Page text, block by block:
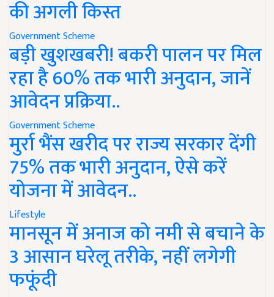
की अगली किस्त
Government Scheme
बड़ी खुशखबरी! बकरी पालन पर मिल
रहा है 60% तक भारी अनुदान, जानें
आवेदन प्रक्रिया..
Government Scheme
मुर्रा भैंस खरीद पर राज्य सरकार देंगी
75% तक भारी अनुदान, ऐसे करें
योजना में आवेदन..
Lifestyle
मानसून में अनाज को नमी से बचाने के
3 आसान घरेलू तरीके, नहीं लगेगी
फफूंदी